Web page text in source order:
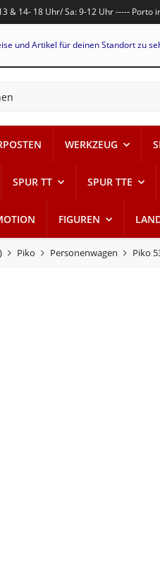
& 14- 18 Uhr/ Sa: 9-12 Uhr -----
und Artikel für deinen Standort zu
WERKZEUG
SPUR TT SPUR TTE
FIGUREN
Piko Personenwagen Piko